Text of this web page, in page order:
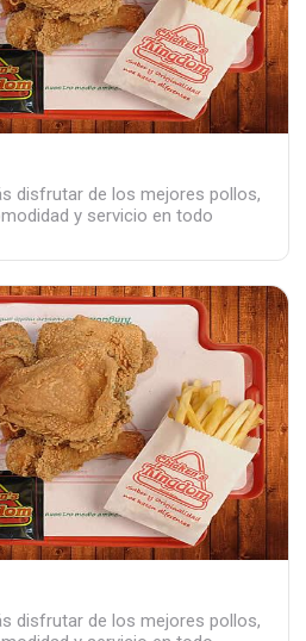
disfrutar de los mejores pollos,
y servicio en todo
disfrutar de los mejores pollos,